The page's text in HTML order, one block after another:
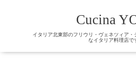
Cucina
イタリア北東部のフリウリ・ヴェネツィア・
なイタリア料理店で